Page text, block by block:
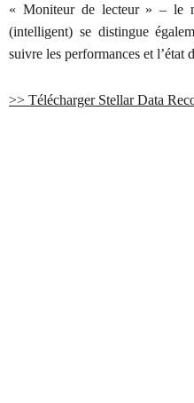
« Moniteur de lecteur » – le
(intelligent) se distingue
suivre les performances et l’état
>> Télécharger Stellar Data